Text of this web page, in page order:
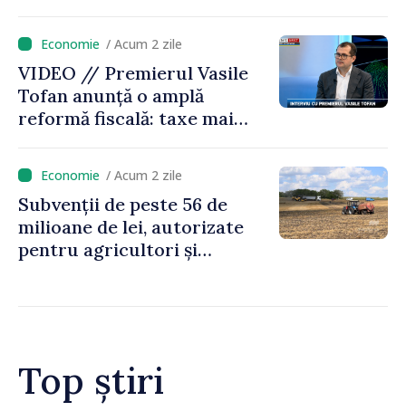
/ Acum 2 zile
VIDEO // Premierul Vasile
Tofan anunță o amplă
reformă fiscală: taxe mai
mari pentru bănci, tutun și
jocurile de noroc
/ Acum 2 zile
Subvenții de peste 56 de
milioane de lei, autorizate
pentru agricultori și
Top știri